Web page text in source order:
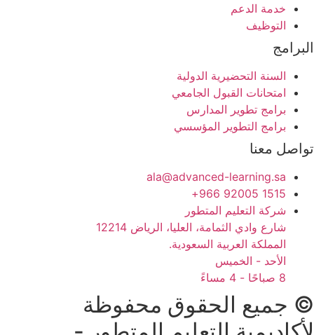
خدمة الدعم
التوظيف
البرامج
السنة التحضيرية الدولية
امتحانات القبول الجامعي
برامج تطوير المدارس
برامج التطوير المؤسسي
تواصل معنا
ala@advanced-learning.sa
1515 92005 966+
شركة التعليم المتطور
شارع وادي الثمامة، العليا، الرياض 12214
المملكة العربية السعودية.
الأحد - الخميس
8 صباحًا - 4 مساءً
© جميع الحقوق محفوظة